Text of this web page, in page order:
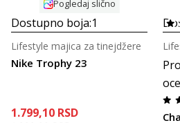
Pogledaj slično
Dostupno boja:1
Nike Trophy 23
Lifestyle majica za tinejdžere
1.799,10 RSD